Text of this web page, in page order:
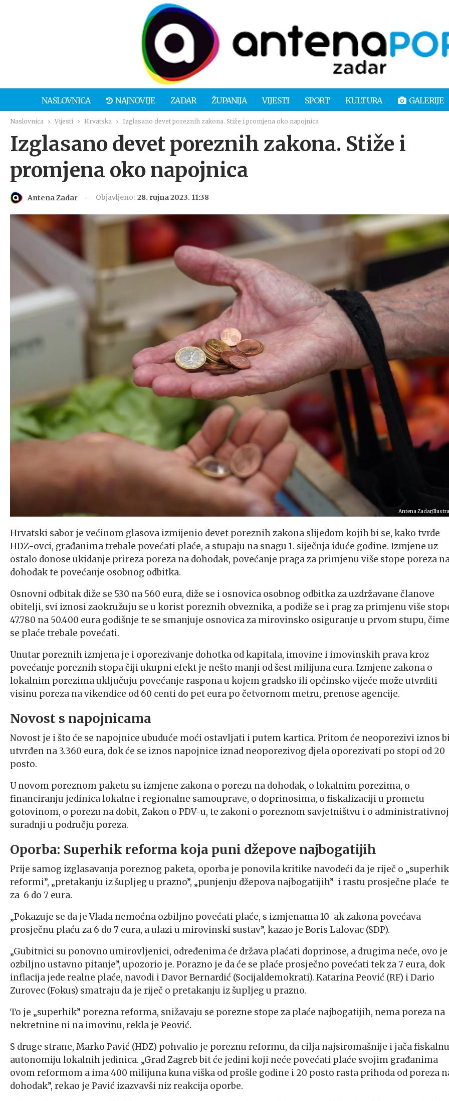
NASLOVNICA NAJNOVIJE ZADAR ŽUPANIJA VIJESTI SPORT KULTURA GALERIJE
Naslovnica Vijesti Hrvatska Izglasano devet poreznih zakona. Stiže i promjena oko napojnica
Izglasano devet poreznih zakona. Stiže i
promjena oko napojnica
Antena Zadar Objavljeno: 28. rujna 2023. 11:38
Antena Zadar/
Hrvatski sabor je većinom glasova izmijenio devet poreznih zakona slijedom kojih bi se, kako tvrde
HDZ-ovci, građanima trebale povećati plaće, a stupaju na snagu 1. siječnja iduće godine. Izmjene uz
ostalo donose ukidanje prireza poreza na dohodak, povećanje praga za primjenu više stope poreza
dohodak te povećanje osobnog odbitka.
Osnovni odbitak diže se 530 na 560 eura, diže se i osnovica osobnog odbitka za uzdržavane članove
obitelji, svi iznosi zaokružuju se u korist poreznih obveznika, a podiže se i prag za primjenu više
47.780 na 50.400 eura godišnje te se smanjuje osnovica za mirovinsko osiguranje u prvom stupu,
se plaće trebale povećati.
Unutar poreznih izmjena je i oporezivanje dohotka od kapitala, imovine i imovinskih prava kroz
povećanje poreznih stopa čiji ukupni efekt je nešto manji od šest milijuna eura. Izmjene zakona o
lokalnim porezima uključuju povećanje raspona u kojem gradsko ili općinsko vijeće može utvrditi
visinu poreza na vikendice od 60 centi do pet eura po četvornom metru, prenose agencije.
Novost s napojnicama
Novost je i što će se napojnice ubuduće moći ostavljati i putem kartica. Pritom će neoporezivi iznos
utvrđen na 3.360 eura, dok će se iznos napojnice iznad neoporezivog djela oporezivati po stopi od 20
posto.
U novom poreznom paketu su izmjene zakona o porezu na dohodak, o lokalnim porezima, o
financiranju jedinica lokalne i regionalne samouprave, o doprinosima, o fiskalizaciji u prometu
gotovinom, o porezu na dobit, Zakon o PDV-u, te zakoni o poreznom savjetništvu i o administrativnoj
suradnji u području poreza.
Oporba: Superhik reforma koja puni džepove najbogatijih
Prije samog izglasavanja poreznog paketa, oporba je ponovila kritike navodeći da je riječ o „superhik
reformi”, „pretakanju iz šupljeg u prazno”, „punjenju džepova najbogatijih” i rastu prosječne plaće
za 6 do 7 eura.
„Pokazuje se da je Vlada nemoćna ozbiljno povećati plaće, s izmjenama 10-ak zakona povećava
prosječnu plaću za 6 do 7 eura, a ulazi u mirovinski sustav”, kazao je Boris Lalovac (SDP).
„Gubitnici su ponovno umirovljenici, određenima će država plaćati doprinose, a drugima neće, ovo
ozbiljno ustavno pitanje”, upozorio je. Porazno je da će se plaće prosječno povećati tek za 7 eura, dok
inflacija jede realne plaće, navodi i Davor Bernardić (Socijaldemokrati). Katarina Peović (RF) i Dario
Zurovec (Fokus) smatraju da je riječ o pretakanju iz šupljeg u prazno.
To je „superhik” porezna reforma, snižavaju se porezne stope za plaće najbogatijih, nema poreza na
nekretnine ni na imovinu, rekla je Peović.
S druge strane, Marko Pavić (HDZ) pohvalio je poreznu reformu, da cilja najsiromašnije i jača fiskalnu
autonomiju lokalnih jedinica. „Grad Zagreb bit će jedini koji neće povećati plaće svojim građanima
ovom reformom a ima 400 milijuna kuna viška od prošle godine i 20 posto rasta prihoda od poreza
dohodak”, rekao je Pavić izazvavši niz reakcija oporbe.